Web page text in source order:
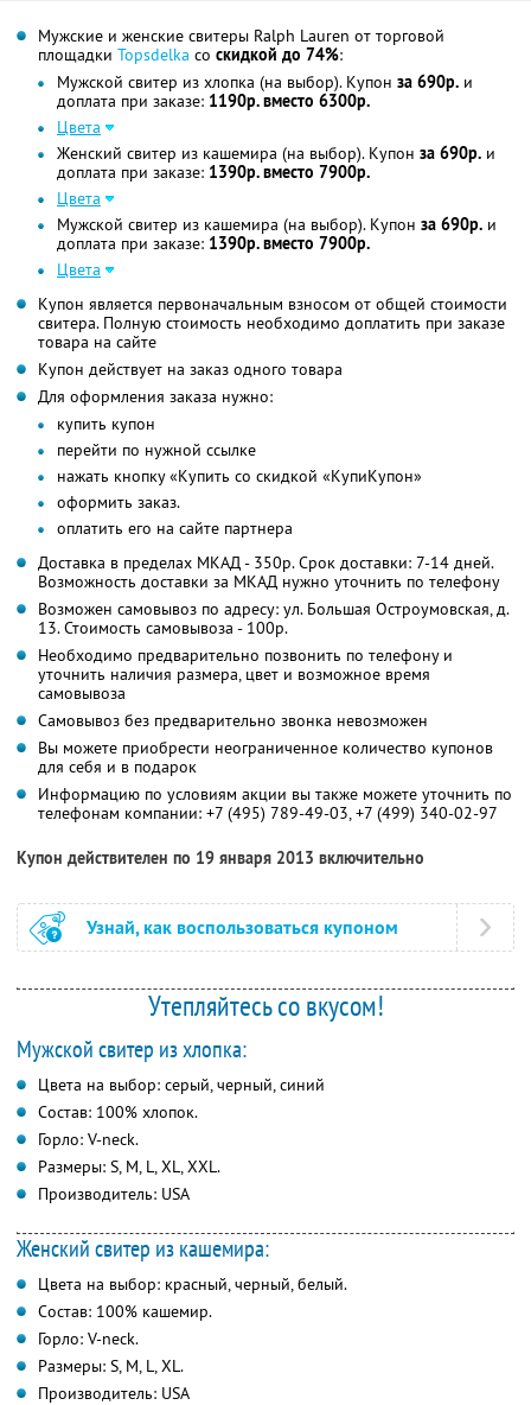
Мужские и женские свитеры Ralph Lauren от торговой
площадки Topsdelka со скидкой до 74%:
Мужской свитер из хлопка (на выбор). Купон за 690р. и
доплата при заказе: 1190р. вместо 6300р.
Цвета
Женский свитер из кашемира (на выбор). Купон за 690р. и
доплата при заказе: 1390р. вместо 7900р.
Цвета
Мужской свитер из кашемира (на выбор). Купон за 690р. и
доплата при заказе: 1390р. вместо 7900р.
Цвета
Купон является первоначальным взносом от общей стоимости
свитера. Полную стоимость необходимо доплатить при заказе
товара на сайте
Купон действует на заказ одного товара
Для оформления заказа нужно:
купить купон
перейти по нужной ссылке
нажать кнопку «Купить со скидкой «КупиКупон»
оформить заказ.
оплатить его на сайте партнера
Доставка в пределах МКАД - 350р. Срок доставки: 7-14 дней.
Возможность доставки за МКАД нужно уточнить по телефону
Возможен самовывоз по адресу: ул. Большая Остроумовская, д.
13. Стоимость самовывоза - 100р.
Необходимо предварительно позвонить по телефону и
уточнить наличия размера, цвет и возможное время
самовывоза
Самовывоз без предварительно звонка невозможен
Вы можете приобрести неограниченное количество купонов
для себя и в подарок
Информацию по условиям акции вы также можете уточнить по
телефонам компании: +7 (495) 789-49-03, +7 (499) 340-02-97
Купон действителен по 19 января 2013 включительно
Узнай, как воспользоваться купоном
Утепляйтесь со вкусом!
Мужской свитер из хлопка:
Цвета на выбор: серый, черный, синий
Состав: 100% хлопок.
Горло: V-neck.
Размеры: S, M, L, XL, XXL.
Производитель: USA
Женский свитер из кашемира:
Цвета на выбор: красный, черный, белый.
Состав: 100% кашемир.
Горло: V-neck.
Размеры: S, M, L, XL.
Производитель: USA